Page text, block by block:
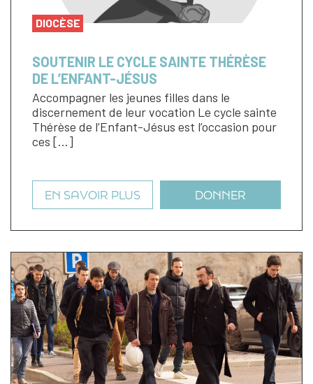
DIOCÈSE
SOUTENIR LE CYCLE SAINTE THÉRÈSE
DE L’ENFANT-JÉSUS
Accompagner les jeunes filles dans le
discernement de leur vocation Le cycle sainte
Thérèse de l’Enfant-Jésus est l’occasion pour
ces […]
EN SAVOIR PLUS DONNER